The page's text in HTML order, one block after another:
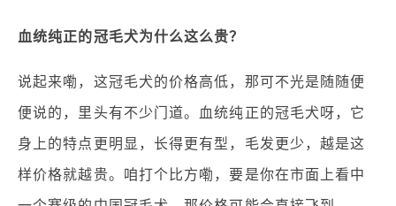
血统纯正的冠毛犬为什么这么贵？
说起来嘞，这冠毛犬的价格高低，那可不光是随随便
便说的，里头有不少门道。血统纯正的冠毛犬呀，它
身上的特点更明显，长得更有型，毛发更少，越是这
样价格就越贵。咱打个比方嘞，要是你在市面上看中